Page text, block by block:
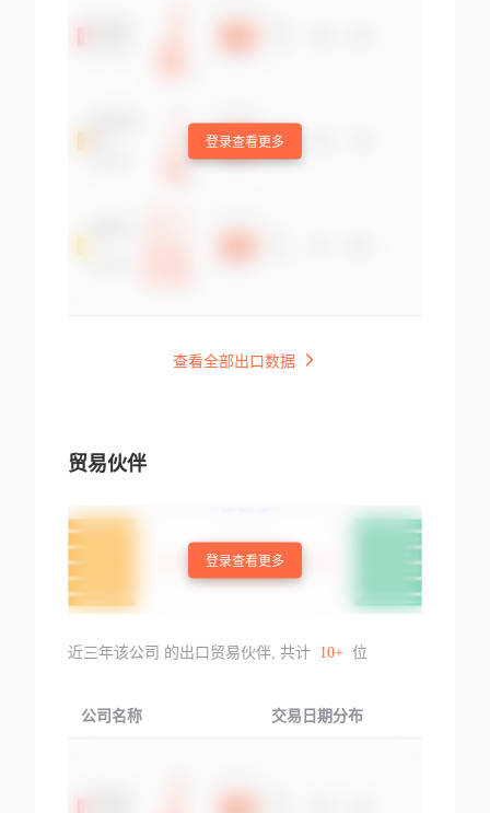
登录查看更多
查看全部出口数据
贸易伙伴
登录查看更多
近三年该公司 的出口贸易伙伴, 共计 10+ 位
公司名称 交易日期分布